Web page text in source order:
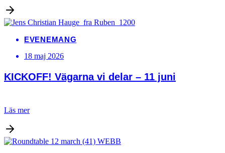
EVENEMANG
18 maj 2026
KICKOFF! Vägarna vi delar – 11 juni
Läs mer